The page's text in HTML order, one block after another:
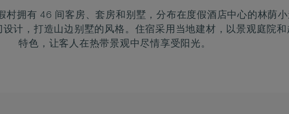
村拥有 46 间客房、套房和别墅，分布在度假酒店中心的林荫
计，打造山边别墅的风格。住宿采用当地建材，以景观庭院和
特色，让客人在热带景观中尽情享受阳光。